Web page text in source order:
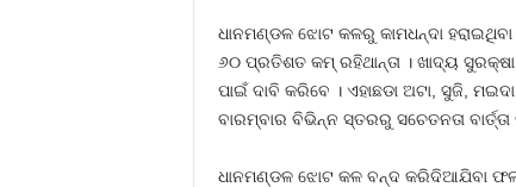
ଧାନମଣ୍ଡଳ ଝୋଟ କଳରୁ କାମଧନ୍ଦା
୬୦ ପ୍ରତିଶତ କମ୍‍ ରହିଥାନ୍ତା । ଖାଦ୍ୟ
ପାଇଁ ଦାବି କରିବେ । ଏହାଛଡା ଅଟା, ସୁଜି,
ବାରମ୍ବାର ବିଭିନ୍ନ ସ୍ତରରୁ ସଚେତନତା
ଧାନମଣ୍ଡଳ ଝୋଟ କଳ ବନ୍ଦ କରିଦିଆଯିବା